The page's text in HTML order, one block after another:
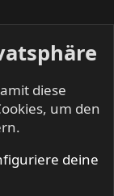
diese
um den
deine